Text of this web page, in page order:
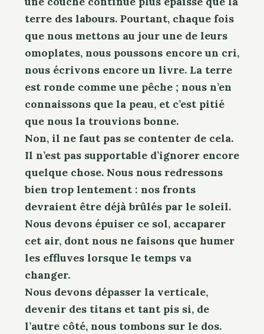
. . .
terre des labours. Pourtant, chaque fois
que nous mettons au jour une de leurs
omoplates, nous poussons encore un cri,
nous écrivons encore un livre. La terre
est ronde comme une pêche ; nous n’en
connaissons que la peau, et c’est pitié
que nous la trouvions bonne.
Non, il ne faut pas se contenter de cela.
Il n’est pas supportable d’ignorer encore
quelque chose. Nous nous redressons
bien trop lentement : nos fronts
devraient être déjà brûlés par le soleil.
Nous devons épuiser ce sol, accaparer
cet air, dont nous ne faisons que humer
les effluves lorsque le temps va
changer.
Nous devons dépasser la verticale,
devenir des titans et tant pis si, de
l’autre côté, nous tombons sur le dos.